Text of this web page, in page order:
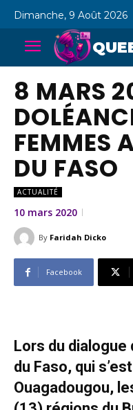
Dimanche, 9 Août 2026
8 MARS
FEMMES
DU FASO
ACTUALITÉ
10 mars 2020
By Faridah Dicko
Facebook
Lors du
du Faso, qui
Ouagadougou,